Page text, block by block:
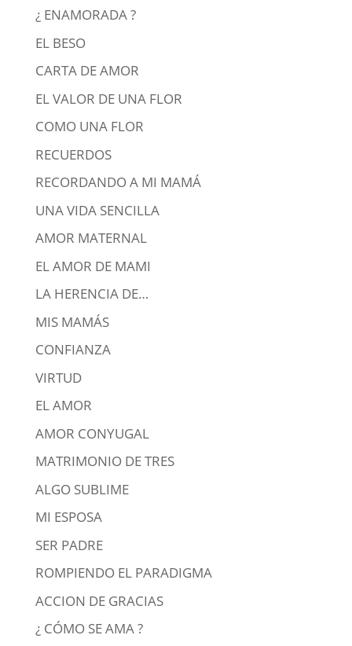
¿ ENAMORADA ?
EL BESO
CARTA DE AMOR
EL VALOR DE UNA FLOR
COMO UNA FLOR
RECUERDOS
RECORDANDO A MI MAMÁ
UNA VIDA SENCILLA
AMOR MATERNAL
EL AMOR DE MAMI
LA HERENCIA DE…
MIS MAMÁS
CONFIANZA
VIRTUD
EL AMOR
AMOR CONYUGAL
MATRIMONIO DE TRES
ALGO SUBLIME
MI ESPOSA
SER PADRE
ROMPIENDO EL PARADIGMA
ACCION DE GRACIAS
¿ CÓMO SE AMA ?